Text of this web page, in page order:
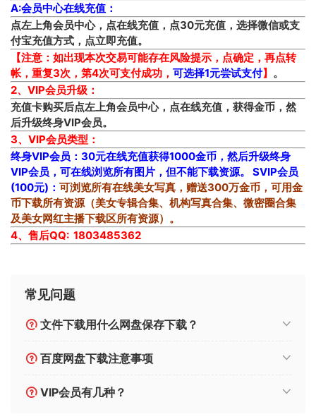
A:会员中心在线充值：
点左上角会员中心，点在线充值，点30元充值，选择微信或支
付宝充值方式，点立即充值。
【注意：如出现本次交易可能存在风险提示，点确定，再点转
帐，重复3次，第4次可支付成功， 可选择1元尝试支付】 。
2、VIP会员升级：
充值卡购买后点左上角会员中心，点在线充值 ，获得金币，然
后升级终身VIP会员。
3、VIP会员类型：
终身VIP会员：30元在线充值获得1000金币，然后升级终身
VIP会员，可在线浏览所有图片，但不能下载资源。
SVIP会员
(100元)： 可浏览所有在线美女写真，赠送300万金币，可用金
币下载所有资源（美女专辑合集、机构写真合集、微密圈合集
及美女网红主播下载区所有资源）。
4、售后QQ: 1803485362
常见问题
文件下载用什么网盘保存下载？
百度网盘下载注意事项
VIP会员有几种？